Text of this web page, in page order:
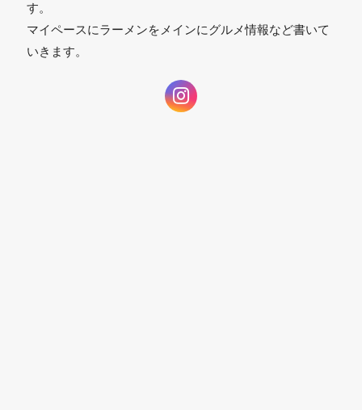
す。
マイペースにラーメンをメインにグルメ情報など書いて
いきます。